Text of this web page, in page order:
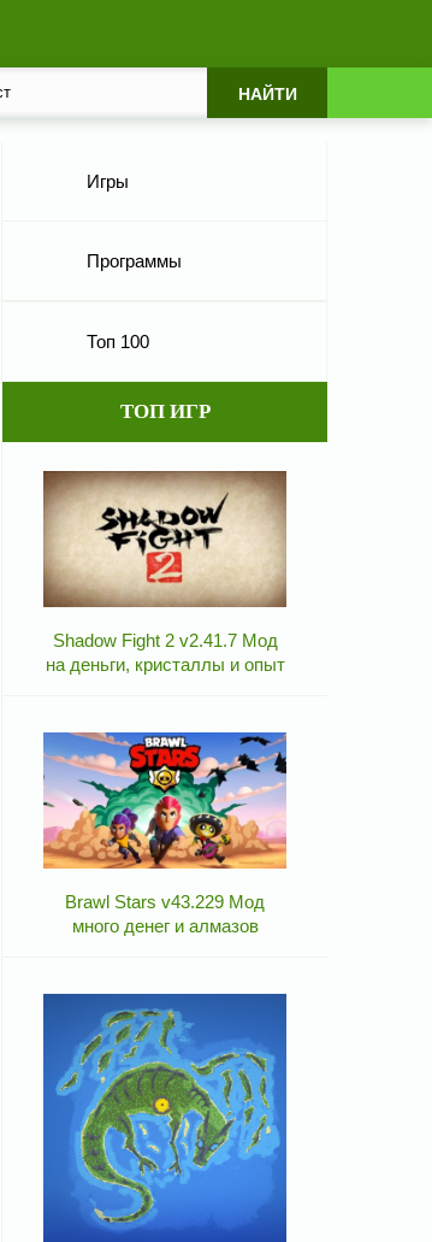
Игры
Программы
Топ 100
ТОП ИГР
Shadow Fight 2 v2.41.7 Мод
на деньги, кристаллы и опыт
Brawl Stars v43.229 Мод
много денег и алмазов